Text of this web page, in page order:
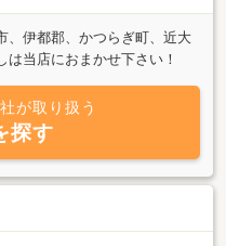
、伊都郡、かつらぎ町、近大
当店におまかせ下さい！
が取り扱う
探す